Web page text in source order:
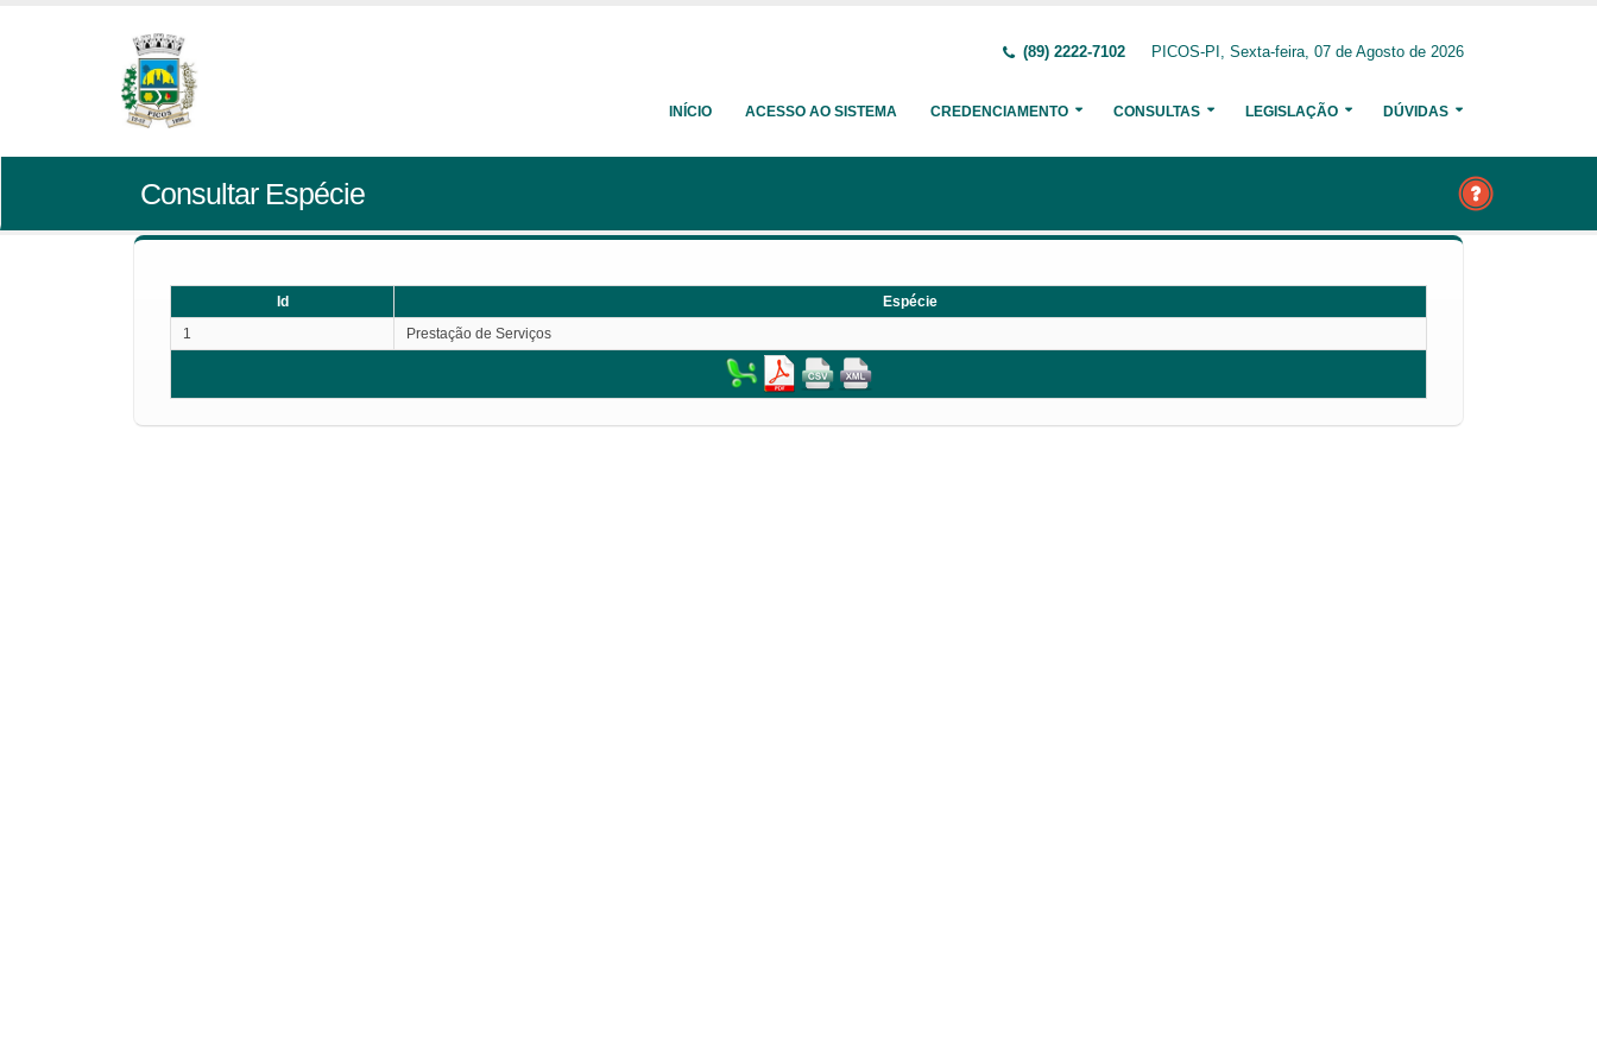
(89) 2222-7102 PICOS-PI, Sexta-feira, 07 de Agosto de 2026
INÍCIO ACESSO AO SISTEMA CREDENCIAMENTO CONSULTAS LEGISLAÇÃO DÚVIDAS
Consultar Espécie
Id
Espécie
1
Prestação de Serviços